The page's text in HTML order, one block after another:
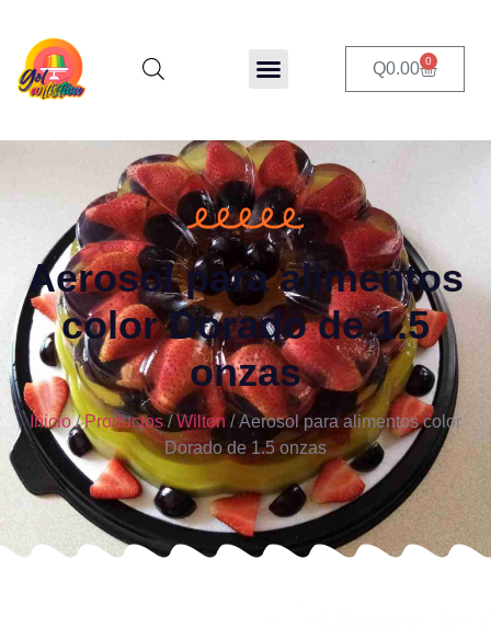
Q0.00 0
Aerosol para alimentos
color Dorado de 1.5
onzas
Inicio/Productos/Wilton/ Aerosol para alimentos color
Dorado de 1.5 onzas